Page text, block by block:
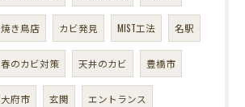
焼き鳥店 カビ発見 MIST工法 名駅
春のカビ対策 天井のカビ 豊橋市
大府市 玄関 エントランス